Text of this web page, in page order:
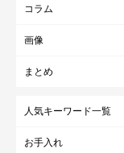
コラム
画像
まとめ
人気キーワード一覧
お手入れ